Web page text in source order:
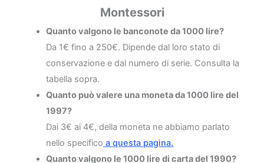
Montessori
Quanto valgono le banconote da 1000 lire?
Da 1€ fino a 250€. Dipende dal loro stato di
conservazione e dal numero di serie. Consulta la
tabella sopra.
Quanto può valere una moneta da 1000 lire del
1997?
Dai 3€ ai 4€, della moneta ne abbiamo parlato
nello specifico a questa pagina.
Quanto valgono le 1000 lire di carta del 1990?